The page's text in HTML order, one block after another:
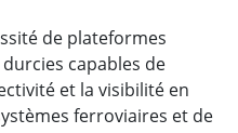
de plateformes
capables de
et la visibilité en
ferroviaires et de